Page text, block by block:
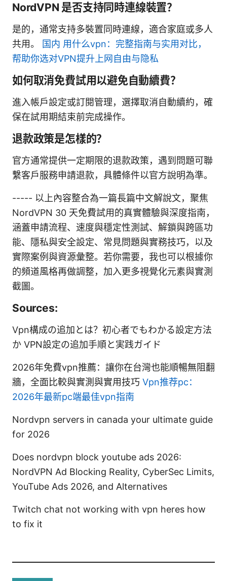
NordVPN 是否支持同時連線裝置？
是的，通常支持多裝置同時連線，適合家庭或多人
共用。
国内 用什么vpn：完整指南与实用对比，
帮助你选对VPN提升上网自由与隐私
如何取消免費試用以避免自動續費？
進入帳戶設定或訂閱管理，選擇取消自動續約，確
保在試用期結束前完成操作。
退款政策是怎樣的？
官方通常提供一定期限的退款政策，遇到問題可聯
繫客戶服務申請退款，具體條件以官方說明為準。
----- 以上內容整合為一篇長篇中文解說文，聚焦
NordVPN 30 天免費試用的真實體驗與深度指南，
涵蓋申請流程、速度與穩定性測試、解鎖與跨區功
能、隱私與安全設定、常見問題與實務技巧，以及
實際案例與資源彙整。若你需要，我也可以根據你
的頻道風格再做調整，加入更多視覺化元素與實測
截圖。
Sources:
Vpn構成の追加とは？初心者でもわかる設定方法
か VPN設定の追加手順と実践ガイド
2026年免費vpn推薦：讓你在台灣也能順暢無阻翻
牆，全面比較與實測與實用技巧 Vpn推荐pc：
2026年最新pc端最佳vpn指南
Nordvpn servers in canada your ultimate guide
for 2026
Does nordvpn block youtube ads 2026:
NordVPN Ad Blocking Reality, CyberSec Limits,
YouTube Ads 2026, and Alternatives
Twitch chat not working with vpn heres how
to fix it